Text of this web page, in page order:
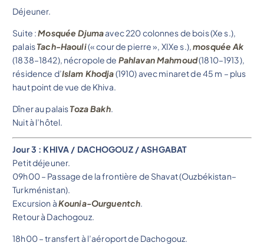
Déjeuner.
Suite :Mosquée Djumaavec 220 colonnes de bois (Xe s.),
palaisTach-Haouli(« cour de pierre », XIXe s.),mosquée Ak
(1838–1842), nécropole de Pahlavan Mahmoud(1810–1913),
résidence d’Islam Khodja(1910) avec minaret de 45 m – plus
haut point de vue de Khiva.
Dîner au palaisToza Bakh.
Nuit à l’hôtel.
Jour 3 : KHIVA / DACHOGOUZ / ASHGABAT
Petit déjeuner.
09h00 – Passage de la frontière de Shavat (Ouzbékistan–
Turkménistan).
Excursion àKounia-Ourguentch.
Retour à Dachogouz.
18h00 – transfert à l’aéroport de Dachogouz.